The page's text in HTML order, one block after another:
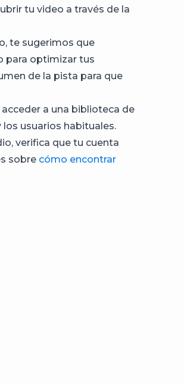
tu video a través de la
te sugerimos que
para optimizar tus
de la pista para que
a una biblioteca de
usuarios habituales.
verifica que tu cuenta
sobre cómo encontrar